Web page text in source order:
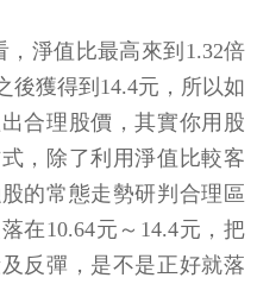
淨值比最高來到1.32倍
後獲得到14.4元，所以如
合理股價，其實你用股
，除了利用淨值比較客
的常態走勢研判合理區
在10.64元～14.4元，把
反彈，是不是正好就落